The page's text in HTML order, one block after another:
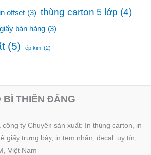
offset (3) thùng carton 5 lớp (4)
bán hàng (3)
(5) ép kim (2)
BÌ THIÊN ĐĂNG
công ty Chuyên sản xuất: In thùng carton, in
giấy trưng bày, in tem nhãn, decal. uy tín,
Việt Nam